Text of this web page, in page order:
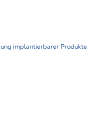
implantierbarer Produkte